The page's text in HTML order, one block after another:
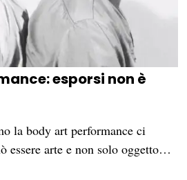
esporsi non è
la body art performance ci
essere arte e non solo oggetto…